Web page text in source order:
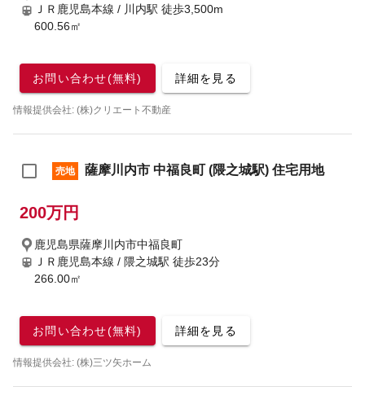
ＪＲ鹿児島本線 / 川内駅 徒歩3,500m
600.56㎡
お問い合わせ(無料) 詳細を見る
情報提供会社: (株)クリエート不動産
売地 薩摩川内市 中福良町 (隈之城駅) 住宅用地
200万円
鹿児島県薩摩川内市中福良町
ＪＲ鹿児島本線 / 隈之城駅 徒歩23分
266.00㎡
お問い合わせ(無料) 詳細を見る
情報提供会社: (株)三ツ矢ホーム